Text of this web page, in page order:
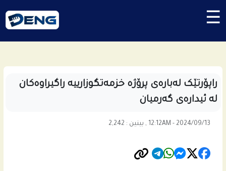
☰
راپۆرتێک لەبارەی پرۆژه‌ خزمه‌تگوزارییه‌ راگیراوه‌كان
له‌ ئیداره‌ى گه‌رمیان
12:12AM - 2024/09/13 , بینین : 2,242